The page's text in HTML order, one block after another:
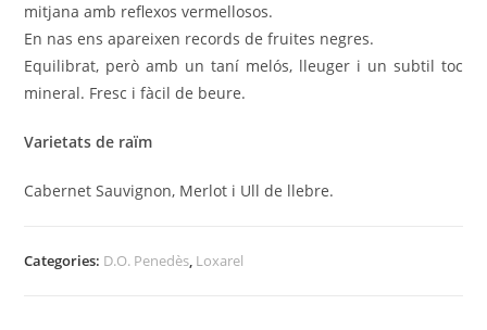
mitjana amb reflexos vermellosos.
En nas ens apareixen records de fruites negres.
Equilibrat, però amb un taní melós, lleuger i un subtil toc
mineral. Fresc i fàcil de beure.
Varietats de raïm
Cabernet Sauvignon, Merlot i Ull de llebre.
Categories: D.O. Penedès, Loxarel